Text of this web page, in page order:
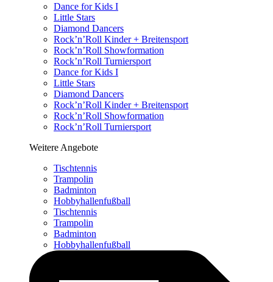
Dance for Kids I
Little Stars
Diamond Dancers
Rock’n’Roll Kinder + Breitensport
Rock’n’Roll Showformation
Rock’n’Roll Turniersport
Dance for Kids I
Little Stars
Diamond Dancers
Rock’n’Roll Kinder + Breitensport
Rock’n’Roll Showformation
Rock’n’Roll Turniersport
Weitere Angebote
Tischtennis
Trampolin
Badminton
Hobbyhallenfußball
Tischtennis
Trampolin
Badminton
Hobbyhallenfußball